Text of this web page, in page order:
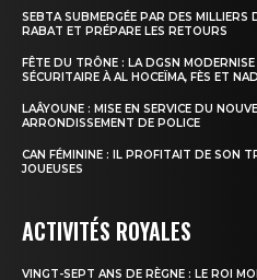
SEBTA SUBMERGÉE PAR DES MILLIERS
RABAT ET PRÉPARE LES RETOURS
FÊTE DU TRÔNE : LA DGSN
SÉCURITAIRE À AL HOCEÏMA, FÈS ET
LAÂYOUNE : MISE EN SERVICE DU
ARRONDISSEMENT DE POLICE
CAN FÉMININE : IL PROFITAIT DE SON
JOUEUSES
ACTIVITÉS ROYALES
VINGT-SEPT ANS DE RÈGNE : LE ROI